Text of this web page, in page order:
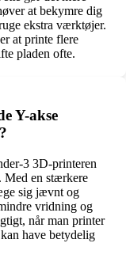
at bekymre dig
ekstra værktøjer.
at printe flere
pladen ofte.
Y-akse
3 3D-printeren
Med en stærkere
sig jævnt og
vridning og
når man printer
have betydelig